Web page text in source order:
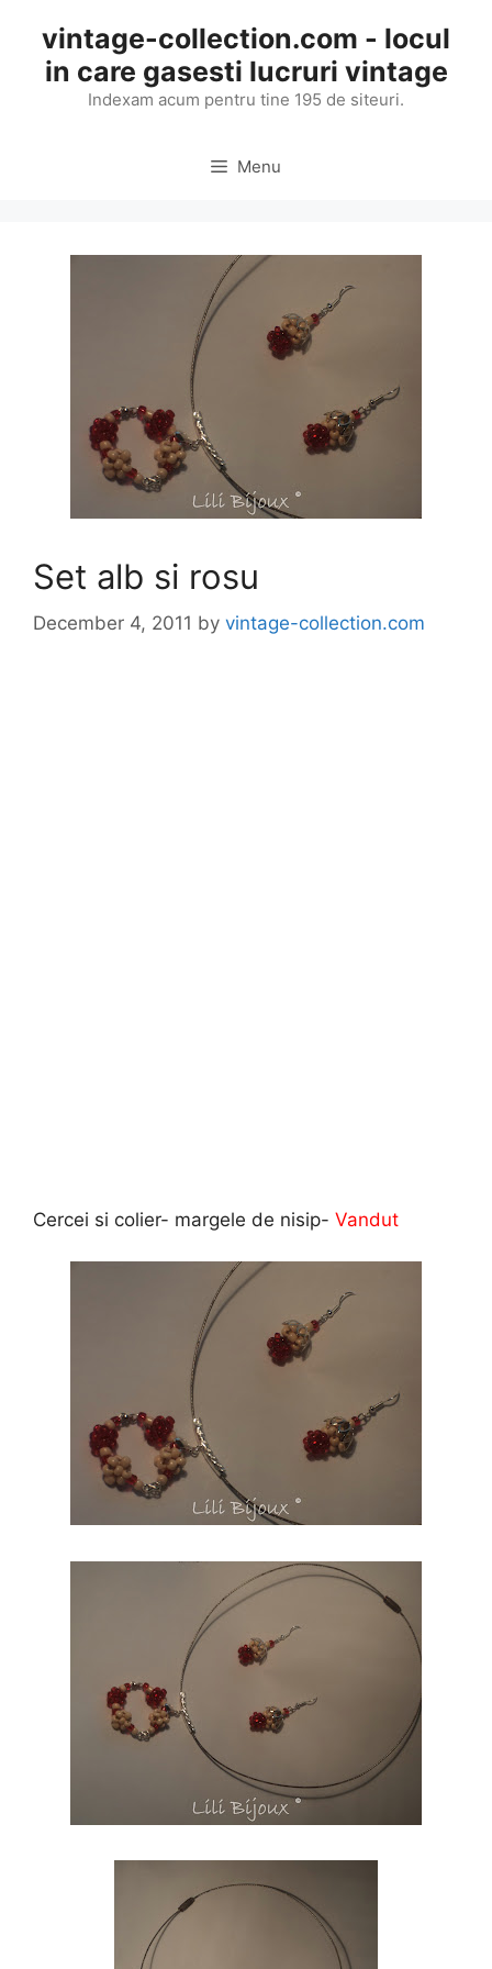
content
vintage-collection.com - locul
in care gasesti lucruri vintage
Indexam acum pentru tine 195 de siteuri.
Menu
Set alb si rosu
December 4, 2011 by vintage-collection.com
Cercei si colier- margele de nisip- Vandut